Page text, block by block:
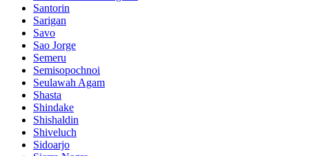
Santorin
Sarigan
Savo
Sao Jorge
Semeru
Semisopochnoi
Seulawah Agam
Shasta
Shindake
Shishaldin
Shiveluch
Sidoarjo